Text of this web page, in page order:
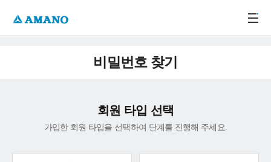
비밀번호 찾기
회원 타입 선택
가입한 회원 타입을 선택하여 단계를 진행해 주세요.